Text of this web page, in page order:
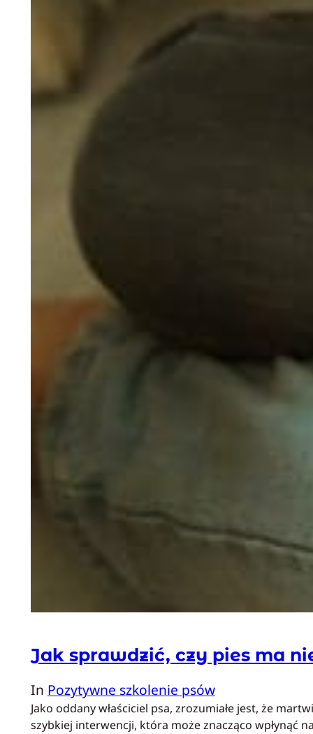
Jak sprawdzić, czy pies ma
In Pozytywne szkolenie psów
Jako oddany właściciel psa, zrozumiałe jest, że
szybkiej interwencji, która może znacząco wpłynąć